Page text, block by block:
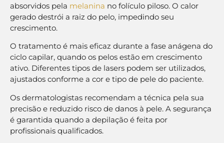
absorvidos pela melanina no folículo piloso. O calor
gerado destrói a raiz do pelo, impedindo seu
crescimento.
O tratamento é mais eficaz durante a fase anágena do
ciclo capilar, quando os pelos estão em crescimento
ativo. Diferentes tipos de lasers podem ser utilizados,
ajustados conforme a cor e tipo de pele do paciente.
Os dermatologistas recomendam a técnica pela sua
precisão e reduzido risco de danos à pele. A segurança
é garantida quando a depilação é feita por
profissionais qualificados.